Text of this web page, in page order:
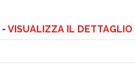
VISUALIZZA IL DETTAGLIO